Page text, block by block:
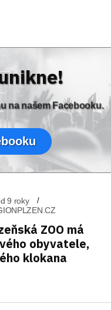
na našem Facebooku.
9 roky
ZOO má
obyvatele,
klokana